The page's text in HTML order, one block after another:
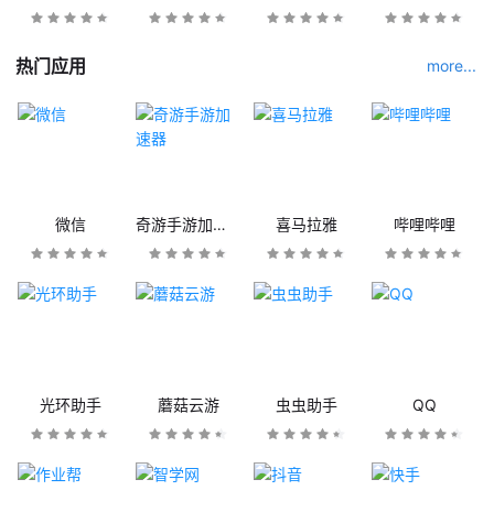
热门应用 more...
微信 奇游手游加速器 喜马拉雅 哔哩哔哩
光环助手 蘑菇云游 虫虫助手 QQ